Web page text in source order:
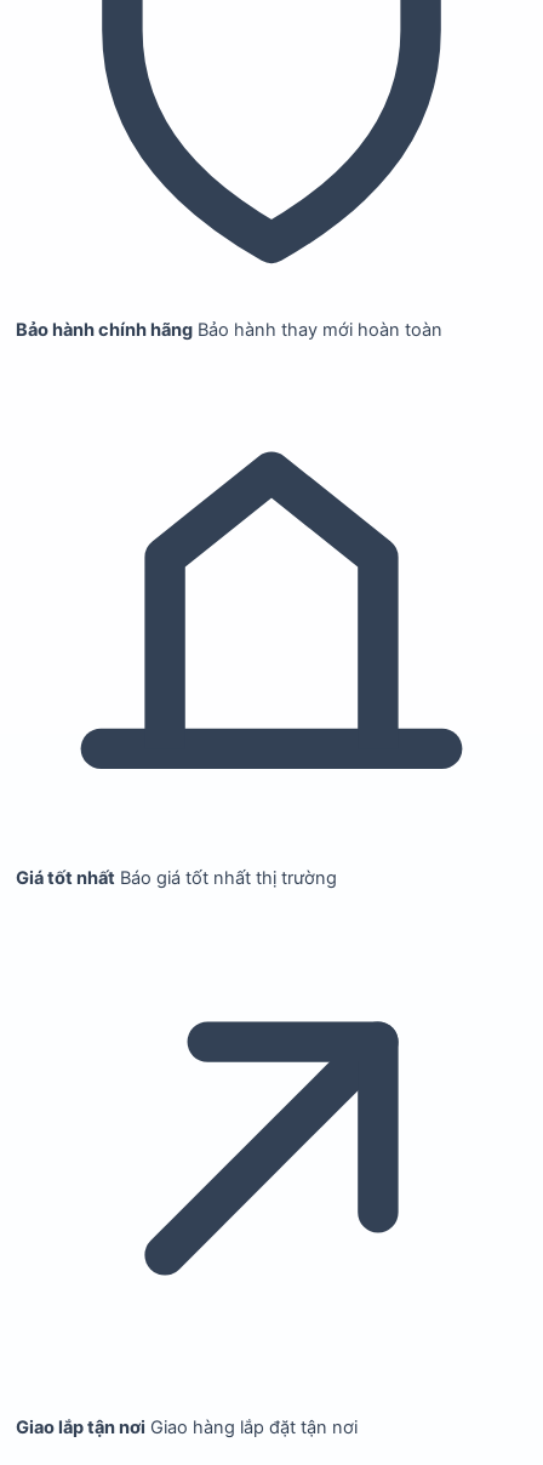
Bảo hành chính hãng Bảo hành thay mới hoàn toàn
Giá tốt nhất Báo giá tốt nhất thị trường
Giao lắp tận nơi Giao hàng lắp đặt tận nơi